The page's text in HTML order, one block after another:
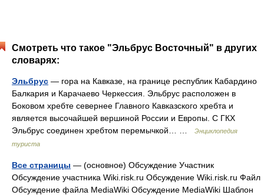
Смотреть что такое "Эльбрус Восточный" в других
словарях:
Эльбрус — гора на Кавказе, на границе республик Кабардино
Балкария и Карачаево Черкессия. Эльбрус расположен в
Боковом хребте севернее Главного Кавказского хребта и
является высочайшей вершиной России и Европы. С ГКХ
Эльбрус соединен хребтом перемычкой… …
Энциклопедия
туриста
Все страницы — (основное) Обсуждение Участник
Обсуждение участника Wiki.risk.ru Обсуждение Wiki.risk.ru Файл
Обсуждение файла MediaWiki Обсуждение MediaWiki Шаблон